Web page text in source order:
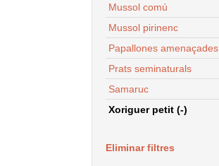
Mussol comú
Mussol pirinenc
Papallones amenaçades
Prats seminaturals
Samaruc
Xoriguer petit (-)
Eliminar filtres